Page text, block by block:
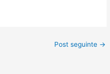
Post seguinte →